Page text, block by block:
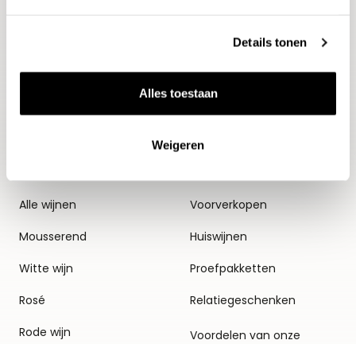
Details tonen
Alles toestaan
Weigeren
Alle wijnen
Mousserend
Witte wijn
Rosé
Rode wijn
Thema's
Voorverkopen
Huiswijnen
Proefpakketten
Relatiegeschenken
Voordelen van onze